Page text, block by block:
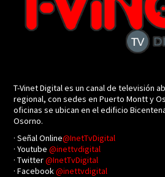
T-Vinet Digital es un canal de televisión
regional, con sedes en Puerto Montt y
oficinas se ubican en el edificio
Osorno.
· Señal Online@InetTvDigital
· Youtube@inettvdigital
· Twitter@InetTvDigital
· Facebook@inettvdigital